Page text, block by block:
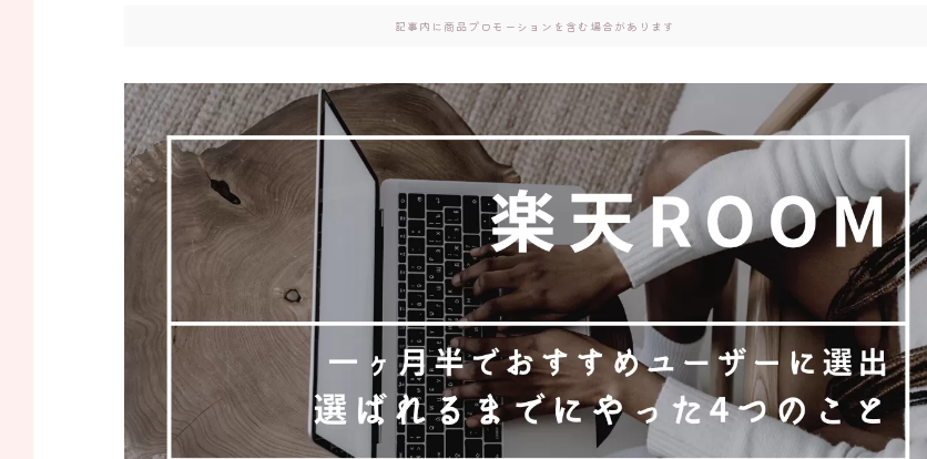
記事内に商品プロモーションを含む場合があります